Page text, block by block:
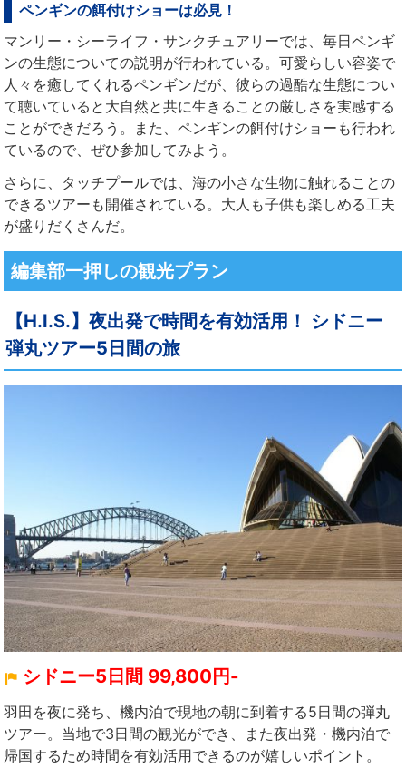
ペンギンの餌付けショーは必見！
マンリー・シーライフ・サンクチュアリーでは、毎日ペンギ
ンの生態についての説明が行われている。可愛らしい容姿で
人々を癒してくれるペンギンだが、彼らの過酷な生態につい
て聴いていると大自然と共に生きることの厳しさを実感する
ことができだろう。また、ペンギンの餌付けショーも行われ
ているので、ぜひ参加してみよう。
さらに、タッチプールでは、海の小さな生物に触れることの
できるツアーも開催されている。大人も子供も楽しめる工夫
が盛りだくさんだ。
編集部一押しの観光プラン
【H.I.S.】夜出発で時間を有効活用！ シドニー
弾丸ツアー5日間の旅
シドニー5日間 99,800円-
羽田を夜に発ち、機内泊で現地の朝に到着する5日間の弾丸
ツアー。当地で3日間の観光ができ、また夜出発・機内泊で
帰国するため時間を有効活用できるのが嬉しいポイント。